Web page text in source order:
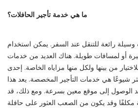
ما هي خدمة تأجير الحافلات؟
وسيلة رائعة للتنقل عند السفر. يمكن استخدام
أو لمسافات طويلة. هناك العديد من خدمات
من بينها ولكل منها مزاياه الخاصة. إحدى
شيوعًا هي خدمات التأجير المخصصة. يعد هذا
الوصول إلى موقع معين بسرعة. ومع ذلك، قد
مكلفًا وقد يكون من الصعب العثور على حافلة